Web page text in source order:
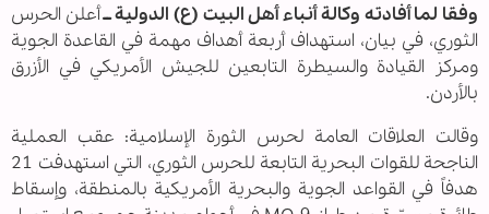
وفقا لما أفادته وكالة أنباء أهل البيت (ع) الدولية ــأعلن الحرس
الثوري، في بيان، استهداف أربعة أهداف مهمة في القاعدة الجوية
ومركز القيادة والسيطرة التابعين للجيش الأمريكي في الأزرق
بالأردن.
وقالت العلاقات العامة لحرس الثورة الإسلامية: عقب العملية
الناجحة للقوات البحرية التابعة للحرس الثوري، التي استهدفت 21
هدفاً في القواعد الجوية والبحرية الأمريكية بالمنطقة، وإسقاط